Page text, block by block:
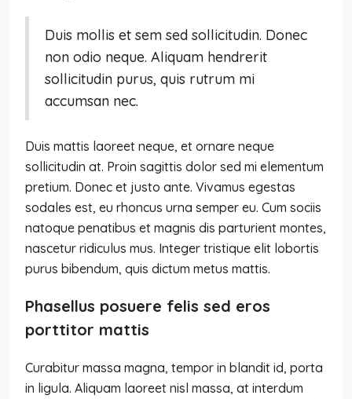
Duis mollis et sem sed sollicitudin. Donec
non odio neque. Aliquam hendrerit
sollicitudin purus, quis rutrum mi
accumsan nec.
Duis mattis laoreet neque, et ornare neque
sollicitudin at. Proin sagittis dolor sed mi elementum
pretium. Donec et justo ante. Vivamus egestas
sodales est, eu rhoncus urna semper eu. Cum sociis
natoque penatibus et magnis dis parturient montes,
nascetur ridiculus mus. Integer tristique elit lobortis
purus bibendum, quis dictum metus mattis.
Phasellus posuere felis sed eros
porttitor mattis
Curabitur massa magna, tempor in blandit id, porta
in ligula. Aliquam laoreet nisl massa, at interdum